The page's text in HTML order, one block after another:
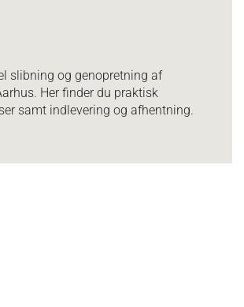
slibning og genopretning af
Her finder du praktisk
samt indlevering og afhentning.